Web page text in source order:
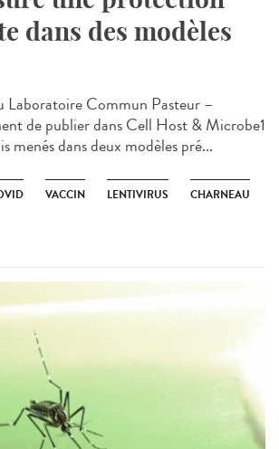
dans des modèles
Laboratoire Commun Pasteur –
de publier dans Cell Host & Microbe1
menés dans deux modèles pré...
VACCIN LENTIVIRUS CHARNEAU